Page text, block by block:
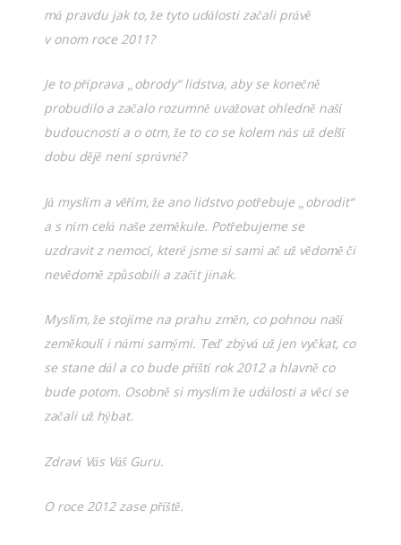
má pravdu jak to, že tyto události začali právě
v onom roce 2011?
Je to příprava „obrody“ lidstva, aby se konečně
probudilo a začalo rozumně uvažovat ohledně naší
budoucnosti a o otm, že to co se kolem nás už delší
dobu dějě není správné?
Já myslím a věřím, že ano lidstvo potřebuje „obrodit“
a s ním celá naše zeměkule. Potřebujeme se
uzdravit z nemocí, které jsme si sami ač už vědomě či
nevědomě způsobili a začít jinak.
Myslím, že stojíme na prahu změn, co pohnou naší
zeměkoulí i námi samými. Teď zbývá už jen vyčkat, co
se stane dál a co bude příští rok 2012 a hlavně co
bude potom. Osobně si myslím že události a věci se
začali už hýbat.
Zdraví Vás Váš Guru.
O roce 2012 zase příště.